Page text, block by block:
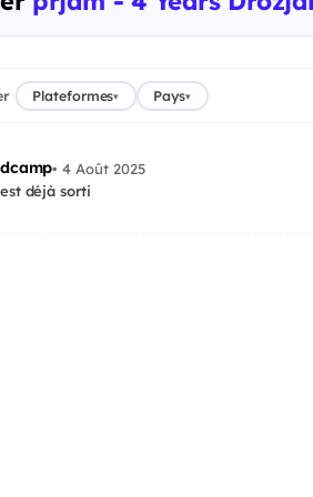
Plateformes▾ Pays▾
•4 Août 2025
déjà sorti